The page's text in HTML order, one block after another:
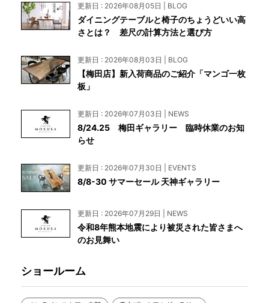
更新日 : 2026年08月05日 | BLOG
ダイニングテーブルと椅子のちょうどいい高
さとは？ 差尺の計算方法と選び方
更新日 : 2026年08月03日 | BLOG
【梅田店】新入荷商品のご紹介「マンゴ一枚
板」
更新日 : 2026年07月03日 | NEWS
8/24.25 梅田ギャラリー 臨時休業のお知
らせ
更新日 : 2026年07月30日 | EVENTS
8/8-30 サマーセール 天神ギャラリー
更新日 : 2026年07月29日 | NEWS
令和8年熊本地震により被災された皆さまへ
のお見舞い
ショールーム